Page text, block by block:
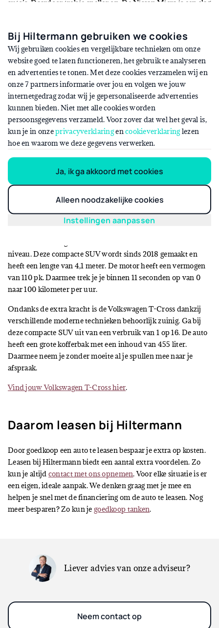
auto’s. Daardoor trek je sneller op. De Nissan Micra is een slag
te rijden.
De Nissan Micra rijdt alsnog zuinig. Ga uit van een verbruik
van 1 op 16. De wegenbelasting is door de extra lengte en
gewicht iets hoger. Maar met een bedrag van zo’n € 130 per
kwartaal ben je alsnog niet veel kwijt. De auto heeft een groot
touchscreen, waardoor je via de navigatie makkelijk op de
plaats van bestemming komt.
Vind jouw Nissan Micra hier.
Volkswagen T-Cross
Vanaf € 566
niveau. Deze compacte SUV wordt sinds 2018 gemaakt en
heeft een lengte van 4,1 meter. De motor heeft een vermogen
van 110 pk. Daarmee trek je je binnen 11 seconden op van 0
naar 100 kilometer per uur.
Ondanks de extra kracht is de Volkswagen T-Cross dankzij
verschillende moderne technieken behoorlijk zuinig. Ga bij
deze compacte SUV uit van een verbruik van 1 op 16. De auto
heeft een grote kofferbak met een inhoud van 455 liter.
Daarmee neem je zonder moeite al je spullen mee naar je
afspraak.
Vind jouw Volkswagen T-Cross hier.
Daarom leasen bij Hiltermann
Door goedkoop een auto te leasen bespaar je extra op kosten.
Leasen bij Hiltermann biedt een aantal extra voordelen. Zo
kun je altijd contact met ons opnemen. Voor elke situatie is er
een eigen, ideale aanpak. We denken graag met je mee en
helpen je snel met de financiering om de auto te leasen. Nog
meer besparen? Zo kun je goedkoop tanken.
Liever advies van onze adviseur?
Neem contact op
Bij Hiltermann gebruiken we cookies
Wij gebruiken cookies en vergelijkbare technieken om onze
website goed te laten functioneren, het gebruik te analyseren
en advertenties te tonen. Met deze cookies verzamelen wij en
onze 7 partners informatie over jou en volgen we jouw
internetgedrag zodat wij je gepersonaliseerde advertenties
kunnen bieden. Niet met alle cookies worden
persoonsgegevens verzameld. Voor zover dat wel het geval is,
kun je in onzeprivacyverklaringen cookieverklaringlezen
hoe en waarom we deze gegevens verwerken.
Ja, ik ga akkoord met cookies
Alleen noodzakelijke cookies
Instellingen aanpassen